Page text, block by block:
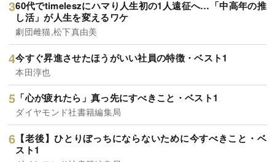
60代でtimeleszにハマり人生初の1人遠征へ…「中高年の推
し活」が人生を変えるワケ
劇団雌猫,松下真由美
今すぐ昇進させたほうがいい社員の特徴・ベスト1
本田淳也
「心が疲れたら」真っ先にすべきこと・ベスト1
ダイヤモンド社書籍編集局
【老後】ひとりぼっちにならないために今すべきこと・ベ
スト1